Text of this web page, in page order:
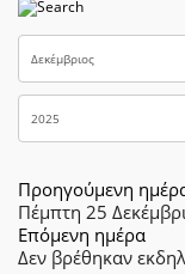
Προηγούμενη
Πέμπτη 25
Επόμενη ημέρα
Δεν βρέθηκαν